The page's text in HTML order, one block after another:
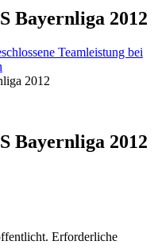
Bayernliga 2012
Teamleistung bei
2012
Bayernliga 2012
Erforderliche